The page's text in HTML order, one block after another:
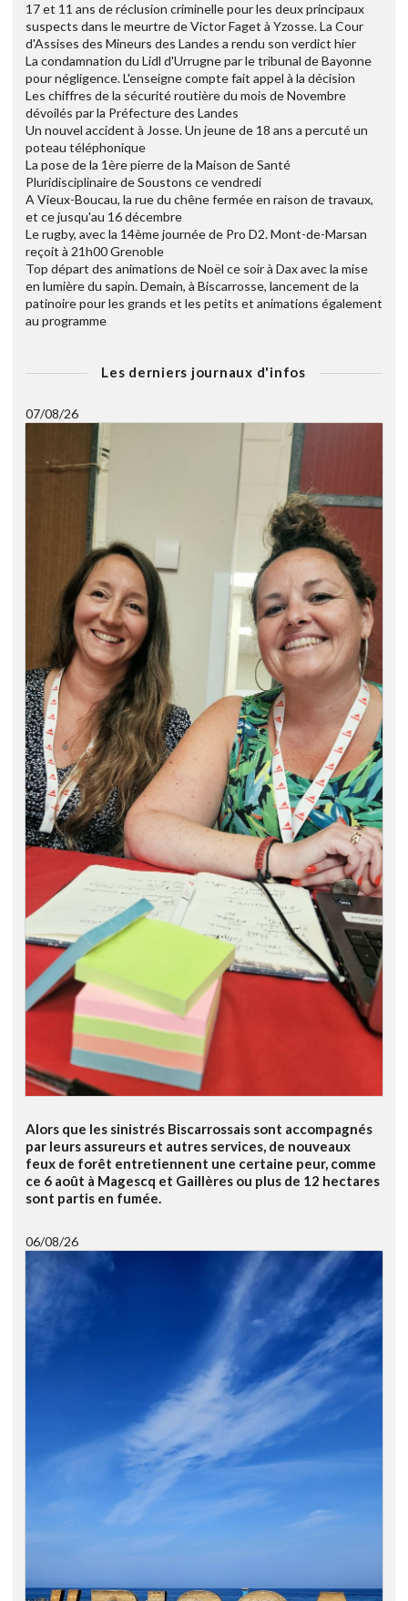
17 et 11 ans de réclusion criminelle pour les deux principaux
suspects dans le meurtre de Victor Faget à Yzosse. La Cour
d'Assises des Mineurs des Landes a rendu son verdict hier
La condamnation du Lidl d'Urrugne par le tribunal de Bayonne
pour négligence. L'enseigne compte fait appel à la décision
Les chiffres de la sécurité routière du mois de Novembre
dévoilés par la Préfecture des Landes
Un nouvel accident à Josse. Un jeune de 18 ans a percuté un
poteau téléphonique
La pose de la 1ère pierre de la Maison de Santé
Pluridisciplinaire de Soustons ce vendredi
A Vieux-Boucau, la rue du chêne fermée en raison de travaux,
et ce jusqu'au 16 décembre
Le rugby, avec la 14ème journée de Pro D2. Mont-de-Marsan
reçoit à 21h00 Grenoble
Top départ des animations de Noël ce soir à Dax avec la mise
en lumière du sapin. Demain, à Biscarrosse, lancement de la
patinoire pour les grands et les petits et animations également
au programme
Les derniers journaux d'infos
07/08/26
Alors que les sinistrés Biscarrossais sont accompagnés
par leurs assureurs et autres services, de nouveaux
feux de forêt entretiennent une certaine peur, comme
ce 6 août à Magescq et Gaillères ou plus de 12 hectares
sont partis en fumée.
06/08/26